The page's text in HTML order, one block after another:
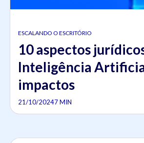
ESCALANDO O ESCRITÓRIO
10 aspectos
Inteligência
impactos
21/10/20247 MIN